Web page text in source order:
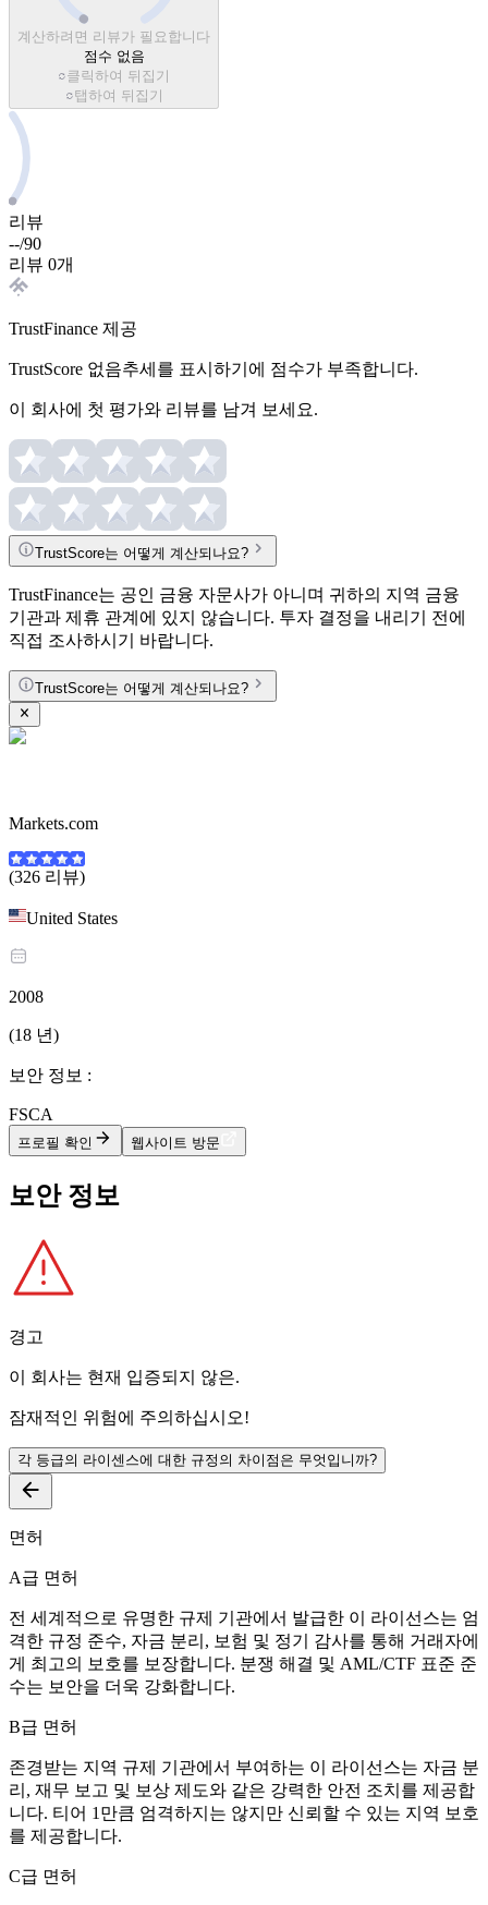
계산하려면 리뷰가 필요합니다
점수 없음
클릭하여 뒤집기
탭하여 뒤집기
리뷰
--/90
리뷰 0개
TrustFinance 제공
TrustScore 없음추세를 표시하기에 점수가 부족합니다.
이 회사에 첫 평가와 리뷰를 남겨 보세요.
TrustScore는 어떻게 계산되나요?
TrustFinance는 공인 금융 자문사가 아니며 귀하의 지역 금융
기관과 제휴 관계에 있지 않습니다. 투자 결정을 내리기 전에
직접 조사하시기 바랍니다.
TrustScore는 어떻게 계산되나요?
Markets.com
(326 리뷰)
United States
2008
(18 년)
보안 정보 :
FSCA
프로필 확인 웹사이트 방문
보안 정보
경고
이 회사는 현재 입증되지 않은.
잠재적인 위험에 주의하십시오!
각 등급의 라이센스에 대한 규정의 차이점은 무엇입니까?
면허
A급 면허
전 세계적으로 유명한 규제 기관에서 발급한 이 라이선스는 엄
격한 규정 준수, 자금 분리, 보험 및 정기 감사를 통해 거래자에
게 최고의 보호를 보장합니다. 분쟁 해결 및 AML/CTF 표준 준
수는 보안을 더욱 강화합니다.
B급 면허
존경받는 지역 규제 기관에서 부여하는 이 라이선스는 자금 분
리, 재무 보고 및 보상 제도와 같은 강력한 안전 조치를 제공합
니다. 티어 1만큼 엄격하지는 않지만 신뢰할 수 있는 지역 보호
를 제공합니다.
C급 면허